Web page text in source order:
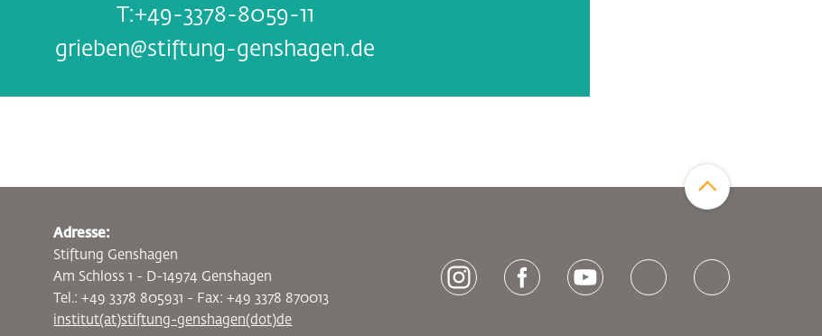
+49-3378-8059-11
grieben@stiftung-genshagen.de
[socialLinksTitle]
Adresse:
Stiftung Genshagen
Am Schloss 1 - D-14974 Genshagen
Tel.: +49 3378 805931 - Fax: +49 3378 870013
institut(at)stiftung-genshagen(dot)de